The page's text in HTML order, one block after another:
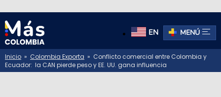
EN MENÚ
Inicio » Colombia Exporta » Conflicto comercial entre Colombia y
Ecuador: la CAN pierde peso y EE. UU. gana influencia